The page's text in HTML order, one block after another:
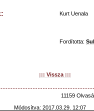
Kurt Uenala
Fordította:
::: Vissza :::
11159
Módosítva: 2017.03.29. 12:07